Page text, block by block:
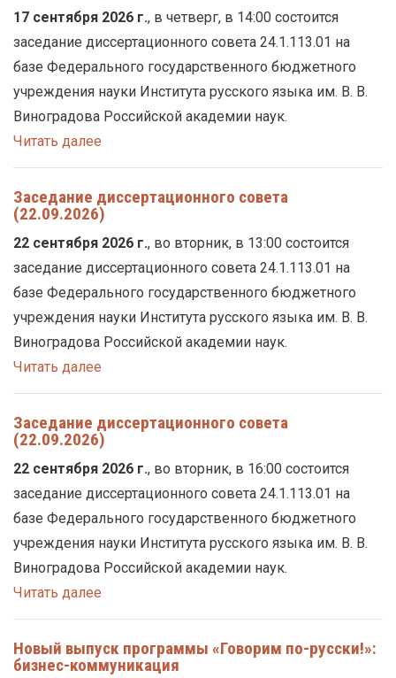
17 сентября 2026 г., в четверг, в 14:00 состоится
заседание диссертационного совета 24.1.113.01 на
базе Федерального государственного бюджетного
учреждения науки Института русского языка им. В. В.
Виноградова Российской академии наук.
Читать далее
Заседание диссертационного совета
(22.09.2026)
22 сентября 2026 г., во вторник, в 13:00 состоится
заседание диссертационного совета 24.1.113.01 на
базе Федерального государственного бюджетного
учреждения науки Института русского языка им. В. В.
Виноградова Российской академии наук.
Читать далее
Заседание диссертационного совета
(22.09.2026)
22 сентября 2026 г., во вторник, в 16:00 состоится
заседание диссертационного совета 24.1.113.01 на
базе Федерального государственного бюджетного
учреждения науки Института русского языка им. В. В.
Виноградова Российской академии наук.
Читать далее
Новый выпуск программы «Говорим по-русски!»:
бизнес-коммуникация